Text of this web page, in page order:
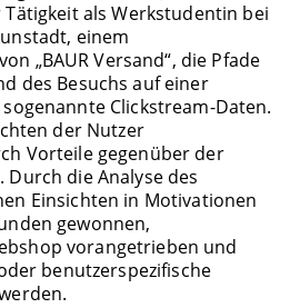
als Werkstudentin bei
einem
„BAUR Versand“, die Pfade
des Besuchs auf einer
Clickstream-Daten.
der Nutzer
Vorteile gegenüber der
die Analyse des
Einsichten in Motivationen
gewonnen,
vorangetrieben und
benutzerspezifische